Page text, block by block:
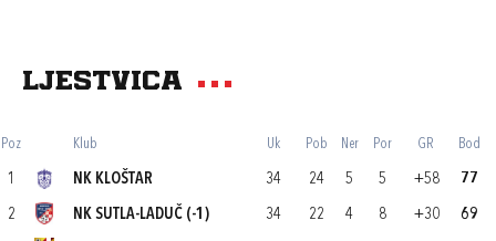
Ljestvica
Poz Klub Uk Pob Ner Por GR Bod
1 NK KLOŠTAR 34 24 5 5 +58 77
2 NK SUTLA-LADUČ (-1) 34 22 4 8 +30 69